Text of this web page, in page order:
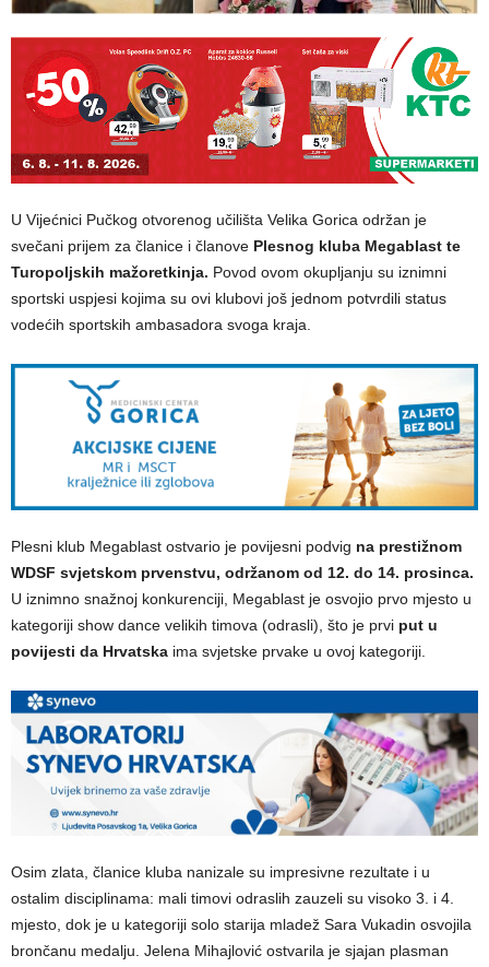
U Vijećnici Pučkog otvorenog učilišta Velika Gorica održan je
svečani prijem za članice i članove Plesnog kluba Megablast te
Turopoljskih mažoretkinja. Povod ovom okupljanju su iznimni
sportski uspjesi kojima su ovi klubovi još jednom potvrdili status
vodećih sportskih ambasadora svoga kraja.
Plesni klub Megablast ostvario je povijesni podvig na prestižnom
WDSF svjetskom prvenstvu, održanom od 12. do 14. prosinca.
U iznimno snažnoj konkurenciji, Megablast je osvojio prvo mjesto u
kategoriji show dance velikih timova (odrasli), što je prvi put u
povijesti da Hrvatska ima svjetske prvake u ovoj kategoriji.
Osim zlata, članice kluba nanizale su impresivne rezultate i u
ostalim disciplinama: mali timovi odraslih zauzeli su visoko 3. i 4.
mjesto, dok je u kategoriji solo starija mladež Sara Vukadin osvojila
brončanu medalju. Jelena Mihajlović ostvarila je sjajan plasman